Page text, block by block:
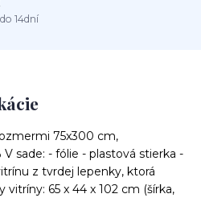
14dní
75x300 cm,
sade: - fólie - plastová stierka -
z tvrdej lepenky, ktorá
65 x 44 x 102 cm (šírka,